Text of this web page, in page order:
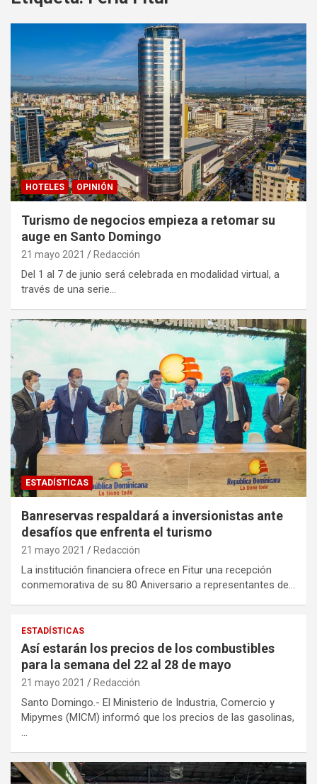
HOTELES OPINIÓN
Turismo de negocios empieza a retomar su
auge en Santo Domingo
21 mayo 2021 Redacción
Del 1 al 7 de junio será celebrada en modalidad virtual, a
través de una serie…
ESTADÍSTICAS
Banreservas respaldará a inversionistas ante
desafíos que enfrenta el turismo
21 mayo 2021 Redacción
La institución financiera ofrece en Fitur una recepción
conmemorativa de su 80 Aniversario a representantes de…
ESTADÍSTICAS
Así estarán los precios de los combustibles
para la semana del 22 al 28 de mayo
21 mayo 2021 Redacción
Santo Domingo.- El Ministerio de Industria, Comercio y
Mipymes (MICM) informó que los precios de las gasolinas,
…